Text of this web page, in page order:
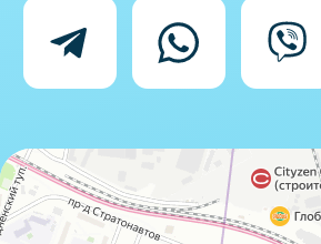
Согласие на обработку персональных